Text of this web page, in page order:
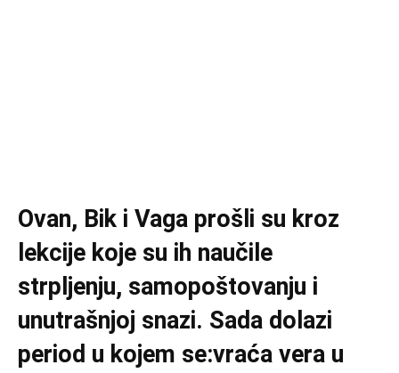
Ovan, Bik i Vaga prošli su kroz
lekcije koje su ih naučile
strpljenju, samopoštovanju i
unutrašnjoj snazi. Sada dolazi
period u kojem se:vraća vera u